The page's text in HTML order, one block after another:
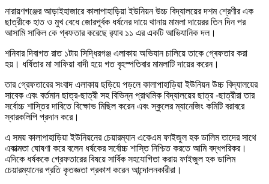
নারায়ণগঞ্জের আড়াইহাজারে কালাপাহাড়িয়া ইউনিয়ন উচ্চ বিদ্যালয়ের দশম শ্রেণীর এক
ছাত্রীকে হাত ও মুখ বেধে জোরপূর্বক ধর্ষনের দায়ে থানায় মামলা দায়েরর তিন দিন পর
আসামি সাকিল কে গ্ৰফতার করেছে র‍্যাব ১১ এর একটি আভিযানিক দল।
শনিবার দিবাগত রাত ১টায় সিদ্ধিরগঞ্জ এলাকায় অভিযান চালিয়ে তাকে গ্ৰেফতার করা
হয়। ধর্ষিতার মা সাফিয়া বাদী হয়ে গত বৃহস্পতিবার মামলাটি দায়ের করেন।
তার গ্রেফতারের সংবাদ এলাকায় ছড়িয়ে পড়লে কালাপাহাড়িয়া ইউনিয়ন উচ্চ বিদ্যালয়ের
সাবেক এবং বর্তমান ছাত্র-ছাত্রী সহ বিভিন্ন প্রাথমিক বিদ্যালয়ের ছাত্র -ছাত্রীরা তার
সর্বোচ্চ শাস্তির দাবিতে বিক্ষোভ মিছিল করেন এবং স্কুলের ম্যানেজিং কমিটি বরাবরে
স্বারকলিপি প্রদান করে।
এ সময় কালাপাহাড়িয়া ইউনিয়নের চেয়ারম্যান একেএম ফাইজুল হক ডালিম তাদের সাথে
একাত্মতা ঘোষণা করে বলেন ধর্ষকের সর্বোচ্চ শাস্তি নিশ্চিত করতে আমি বদ্ধপরিকর।
এদিকে ধর্ষককে গ্রেফতারের বিষয়ে সার্বিক সহযোগিতা করায় ফাইজুল হক ডালিম
চেয়ারম্যানের প্রতি কৃতজ্ঞতা প্রকাশ করেন আন্দোলনকারীরা।